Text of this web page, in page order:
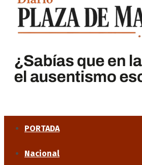
PORTADA
Nacional